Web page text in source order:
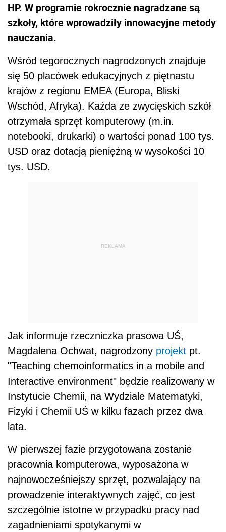
HP. W programie rokrocznie nagradzane są
szkoły, które wprowadziły innowacyjne metody
nauczania.
Wśród tegorocznych nagrodzonych znajduje
się 50 placówek edukacyjnych z piętnastu
krajów z regionu EMEA (Europa, Bliski
Wschód, Afryka). Każda ze zwycięskich szkół
otrzymała sprzęt komputerowy (m.in.
notebooki, drukarki) o wartości ponad 100 tys.
USD oraz dotacją pieniężną w wysokości 10
tys. USD.
REKLAMA
Jak informuje rzeczniczka prasowa UŚ,
Magdalena Ochwat, nagrodzony projekt pt.
"Teaching chemoinformatics in a mobile and
Interactive environment" będzie realizowany w
Instytucie Chemii, na Wydziale Matematyki,
Fizyki i Chemii UŚ w kilku fazach przez dwa
lata.
W pierwszej fazie przygotowana zostanie
pracownia komputerowa, wyposażona w
najnowocześniejszy sprzęt, pozwalający na
prowadzenie interaktywnych zajęć, co jest
szczególnie istotne w przypadku pracy nad
zagadnieniami spotykanymi w